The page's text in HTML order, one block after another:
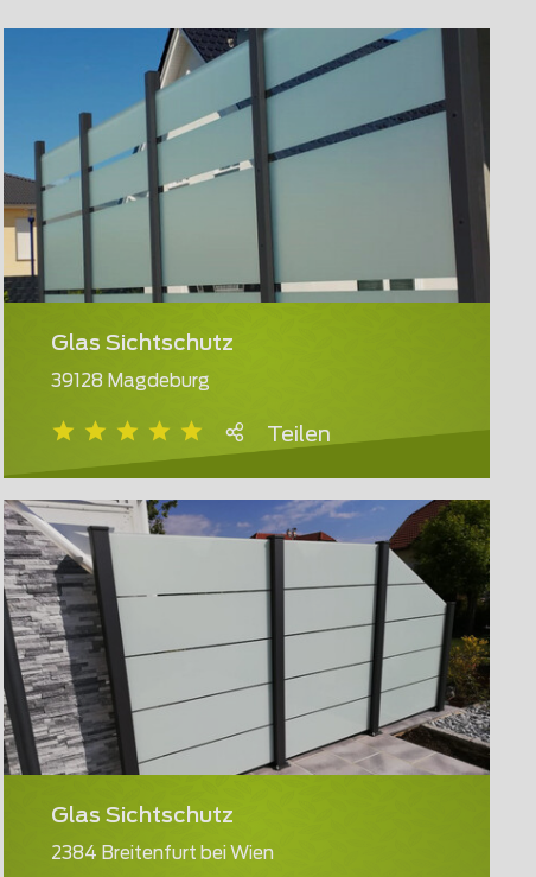
Glas Sichtschutz
39128 Magdeburg
Teilen
Glas Sichtschutz
2384 Breitenfurt bei Wien